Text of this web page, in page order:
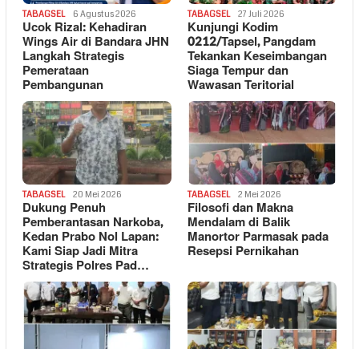
TABAGSEL 6 Agustus 2026
Ucok Rizal: Kehadiran
Wings Air di Bandara JHN
Langkah Strategis
Pemerataan
Pembangunan
TABAGSEL 27 Juli 2026
Kunjungi Kodim
0212/Tapsel, Pangdam
Tekankan Keseimbangan
Siaga Tempur dan
Wawasan Teritorial
TABAGSEL 20 Mei 2026
Dukung Penuh
Pemberantasan Narkoba,
Kedan Prabo Nol Lapan:
Kami Siap Jadi Mitra
Strategis Polres Pad…
TABAGSEL 2 Mei 2026
Filosofi dan Makna
Mendalam di Balik
Manortor Parmasak pada
Resepsi Pernikahan